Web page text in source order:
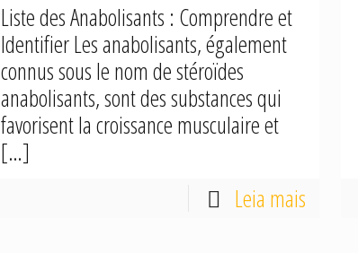
Liste des Anabolisants : Comprendre et
Identifier Les anabolisants, également
connus sous le nom de stéroïdes
anabolisants, sont des substances qui
favorisent la croissance musculaire et
[…]
Leia mais